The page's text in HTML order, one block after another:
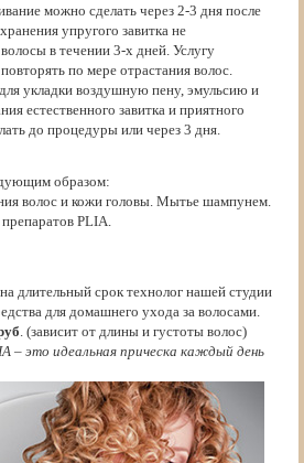
можно сделать через 2-3 дня после
упругого завитка не
в течении 3-х дней. Услугу
по мере отрастания волос.
укладки воздушную пену, эмульсию и
естественного завитка и приятного
до процедуры или через 3 дня.
образом:
волос и кожи головы. Мытье шампунем.
PLIA.
длительный срок технолог нашей студии
для домашнего ухода за волосами.
. (зависит от длины и густоты волос)
– это идеальная прическа каждый день